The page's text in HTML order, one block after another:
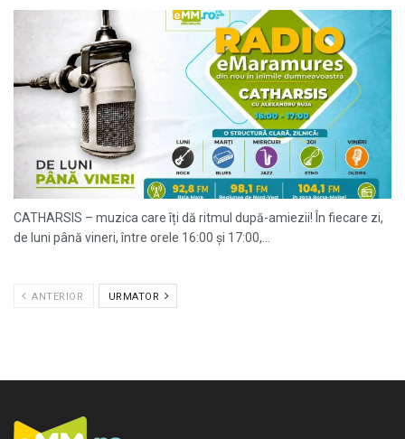
CATHARSIS – muzica care îți dă ritmul după-amiezii! În fiecare zi,
de luni până vineri, între orele 16:00 și 17:00,...
ANTERIOR URMATOR